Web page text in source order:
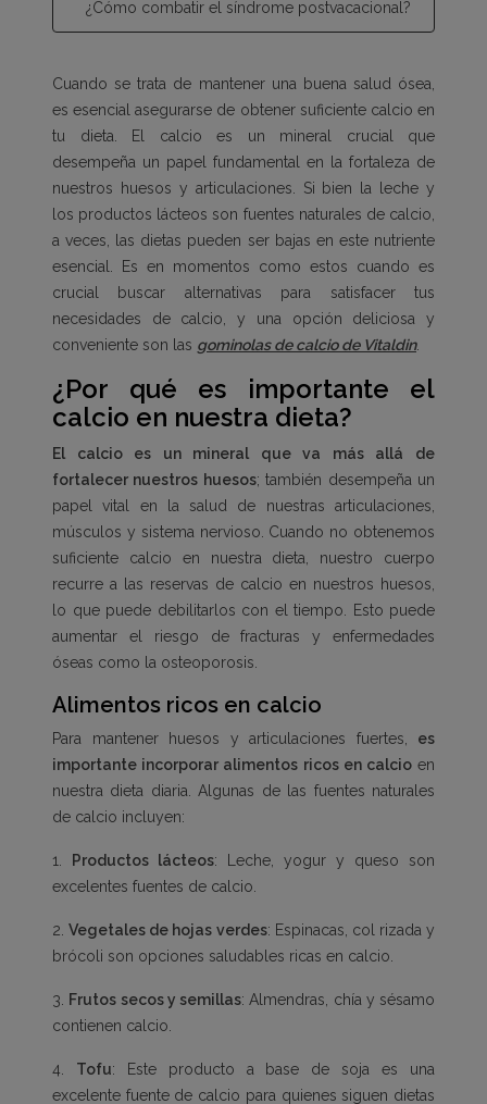
¿Cómo combatir el síndrome postvacacional?
Cuando se trata de mantener una buena salud ósea,
es esencial asegurarse de obtener suficiente calcio en
tu dieta. El calcio es un mineral crucial que
desempeña un papel fundamental en la fortaleza de
nuestros huesos y articulaciones. Si bien la leche y
los productos lácteos son fuentes naturales de calcio,
a veces, las dietas pueden ser bajas en este nutriente
esencial. Es en momentos como estos cuando es
crucial buscar alternativas para satisfacer tus
necesidades de calcio, y una opción deliciosa y
conveniente son las gominolas de calcio de Vitaldin.
¿Por qué es importante el
calcio en nuestra dieta?
El calcio es un mineral que va más allá de
fortalecer nuestros huesos; también desempeña un
papel vital en la salud de nuestras articulaciones,
músculos y sistema nervioso. Cuando no obtenemos
suficiente calcio en nuestra dieta, nuestro cuerpo
recurre a las reservas de calcio en nuestros huesos,
lo que puede debilitarlos con el tiempo. Esto puede
aumentar el riesgo de fracturas y enfermedades
óseas como la osteoporosis.
Alimentos ricos en calcio
Para mantener huesos y articulaciones fuertes, es
importante incorporar alimentos ricos en calcioen
nuestra dieta diaria. Algunas de las fuentes naturales
de calcio incluyen:
1. Productos lácteos: Leche, yogur y queso son
excelentes fuentes de calcio.
2.Vegetales de hojas verdes: Espinacas, col rizada y
brócoli son opciones saludables ricas en calcio.
3. Frutos secos y semillas: Almendras, chía y sésamo
contienen calcio.
4. Tofu: Este producto a base de soja es una
excelente fuente de calcio para quienes siguen dietas